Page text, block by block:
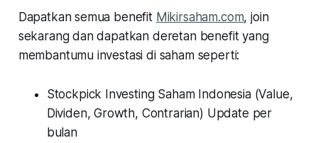
Dapatkan semua benefit Mikirsaham.com, join
sekarang dan dapatkan deretan benefit yang
membantumu investasi di saham seperti:
Stockpick Investing Saham Indonesia (Value,
Dividen, Growth, Contrarian) Update per
bulan